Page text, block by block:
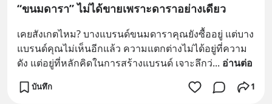
“ขนมดารา” ไม่ได้ขายเพราะดาราอย่างเดียว
เคยสังเกตไหม? บางแบรนด์ขนมดาราคุณยังซื้ออยู่ แต่บาง
แบรนด์คุณไม่เห็นอีกแล้ว ความแตกต่างไม่ได้อยู่ที่ความ
ดัง แต่อยู่ที่หลักคิดในการสร้างแบรนด์ เจาะลึกว่... อ่านต่อ
บันทึก 1